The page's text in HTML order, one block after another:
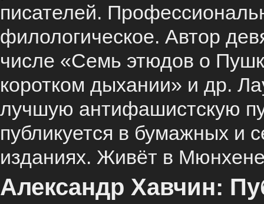
писателей.
филологическое. Автор
числе «Семь этюдов о
коротком дыхании» и др.
лучшую антифашистскую
публикуется в бумажных и
изданиях. Живёт в
Александр Хавчин: